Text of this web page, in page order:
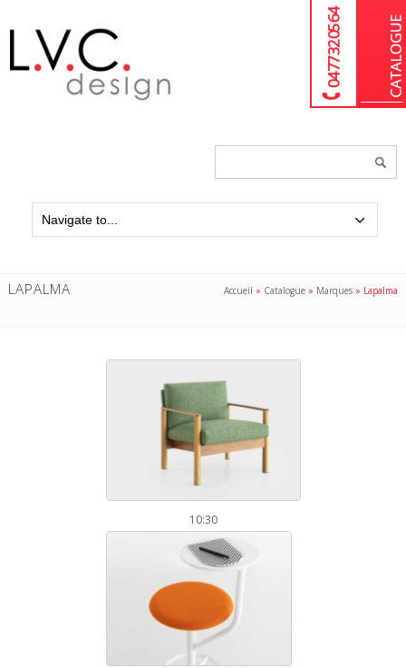
04 77 32 05 64
LAPALMA Accueil » Catalogue » Marques » Lapalma
10:30